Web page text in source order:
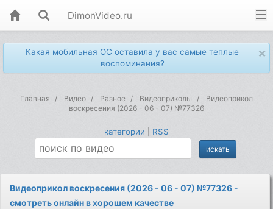
DimonVideo.ru
×
Какая мобильная ОС оставила у вас самые теплые
воспоминания?
Главная Видео Разное Видеоприколы
Видеоприкол
воскресения (2026 - 06 - 07) №77326
категории RSS
Видеоприкол воскресения (2026 - 06 - 07) №77326 -
смотреть онлайн в хорошем качестве